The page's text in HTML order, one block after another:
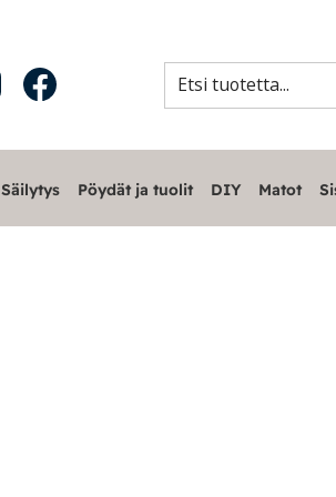
Säilytys Pöydät ja tuolit DIY Matot